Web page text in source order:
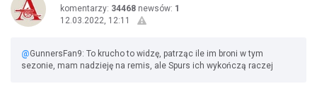
komentarzy: 34468 newsów: 1
12.03.2022, 12:11
@GunnersFan9: To krucho to widzę, patrząc ile im broni w tym
sezonie, mam nadzieję na remis, ale Spurs ich wykończą raczej